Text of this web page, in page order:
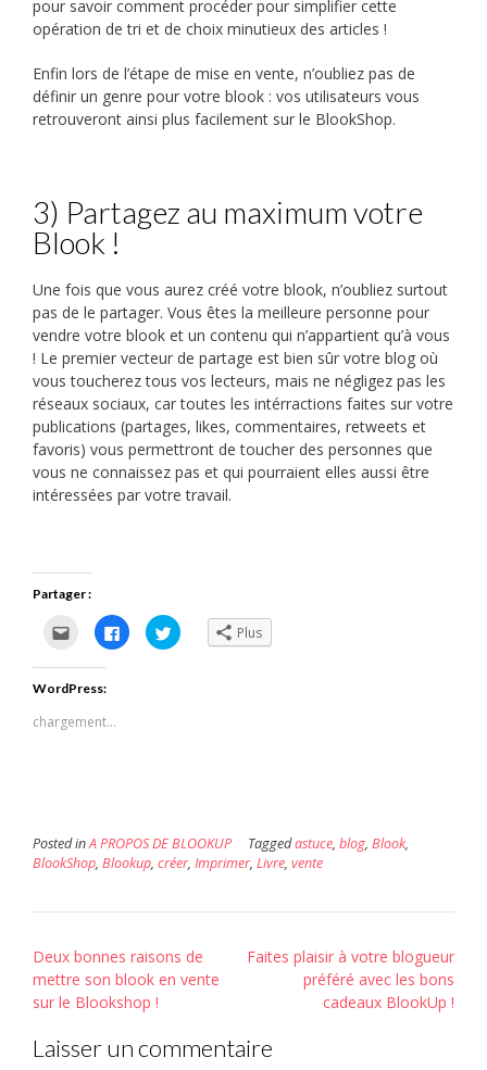
pour savoir comment procéder pour simplifier cette
opération de tri et de choix minutieux des articles !
Enfin lors de l’étape de mise en vente, n’oubliez pas de
définir un genre pour votre blook : vos utilisateurs vous
retrouveront ainsi plus facilement sur le BlookShop.
3) Partagez au maximum votre
Blook !
Une fois que vous aurez créé votre blook, n’oubliez surtout
pas de le partager. Vous êtes la meilleure personne pour
vendre votre blook et un contenu qui n’appartient qu’à vous
! Le premier vecteur de partage est bien sûr votre blog où
vous toucherez tous vos lecteurs, mais ne négligez pas les
réseaux sociaux, car toutes les intérractions faites sur votre
publications (partages, likes, commentaires, retweets et
favoris) vous permettront de toucher des personnes que
vous ne connaissez pas et qui pourraient elles aussi être
intéressées par votre travail.
Partager :
Cliquez
pour
envoyer
par
e-
mail
un
ami(ouvre
Cliquez
pour
partager
Cliquez
pour Plus
WordPress:
chargement…
Posted inA PROPOS DE BLOOKUP Taggedastuce, blog, Blook,
BlookShop, Blookup, créer, Imprimer, Livre, vente
Post
navigation
Deux bonnes raisons de
mettre son blook en vente
sur le Blookshop !
Faites plaisir à votre blogueur
préféré avec les bons
cadeaux BlookUp !
Laisser un commentaire